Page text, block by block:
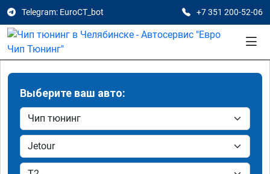
Telegram: EuroCT_bot +7 351 200-52-06
Выберите ваш авто: